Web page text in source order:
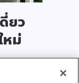
ยว
หม่